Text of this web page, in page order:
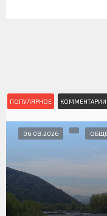
ПОПУЛЯРНОЕ КОММЕНТАРИИ
06.08.2026